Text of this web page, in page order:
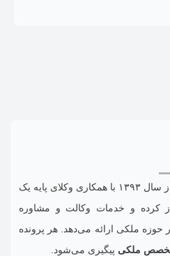
از سال ۱۳۹۳ با همکاری وکلای پایه یک
کرده و خدمات وکالت و مشاوره
ملکی ارائه می‌دهد. هر پرونده
ملکی پیگیری می‌شود.